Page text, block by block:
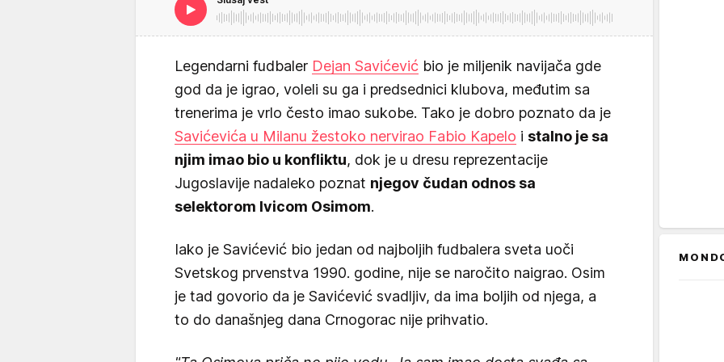
Legendarni fudbaler Dejan Savićević bio je miljenik navijača gde
god da je igrao, voleli su ga i predsednici klubova, međutim sa
trenerima je vrlo često imao sukobe. Tako je dobro poznato da je
Savićevića u Milanu žestoko nervirao Fabio Kapelo i stalno je sa
njim imao bio u konfliktu, dok je u dresu reprezentacije
Jugoslavije nadaleko poznat njegov čudan odnos sa
selektorom Ivicom Osimom.
Iako je Savićević bio jedan od najboljih fudbalera sveta uoči
Svetskog prvenstva 1990. godine, nije se naročito naigrao. Osim
je tad govorio da je Savićević svadljiv, da ima boljih od njega, a
to do današnjeg dana Crnogorac nije prihvatio.